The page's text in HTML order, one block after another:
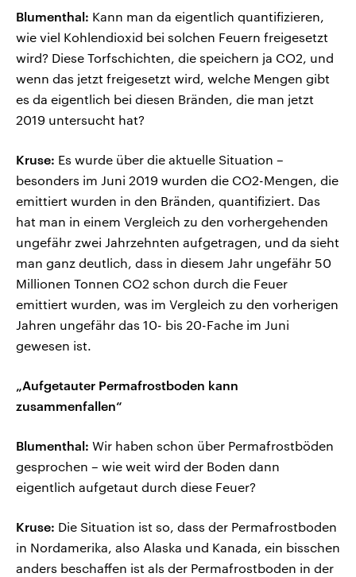
Blumenthal: Kann man da eigentlich quantifizieren,
wie viel Kohlendioxid bei solchen Feuern freigesetzt
wird? Diese Torfschichten, die speichern ja CO2, und
wenn das jetzt freigesetzt wird, welche Mengen gibt
es da eigentlich bei diesen Bränden, die man jetzt
2019 untersucht hat?
Kruse: Es wurde über die aktuelle Situation –
besonders im Juni 2019 wurden die CO2-Mengen, die
emittiert wurden in den Bränden, quantifiziert. Das
hat man in einem Vergleich zu den vorhergehenden
ungefähr zwei Jahrzehnten aufgetragen, und da sieht
man ganz deutlich, dass in diesem Jahr ungefähr 50
Millionen Tonnen CO2 schon durch die Feuer
emittiert wurden, was im Vergleich zu den vorherigen
Jahren ungefähr das 10- bis 20-Fache im Juni
gewesen ist.
„Aufgetauter Permafrostboden kann
zusammenfallen“
Blumenthal: Wir haben schon über Permafrostböden
gesprochen – wie weit wird der Boden dann
eigentlich aufgetaut durch diese Feuer?
Kruse: Die Situation ist so, dass der Permafrostboden
in Nordamerika, also Alaska und Kanada, ein bisschen
anders beschaffen ist als der Permafrostboden in der